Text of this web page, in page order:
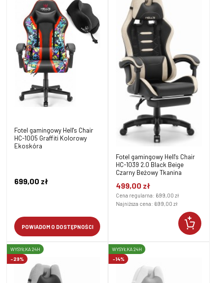
Fotel gamingowy Hell's Chair
HC-1005 Graffiti Kolorowy
Ekoskóra
699,00 zł
POWIADOM O DOSTĘPNOŚCI
Fotel gamingowy Hell's Chair
HC-1039 2.0 Black Beige
Czarny Beżowy Tkanina
499,00 zł
Cena regularna: 699,00 zł
Najniższa cena: 699,00 zł
-29%
WYSYŁKA 24H
-14%
WYSYŁKA 24H